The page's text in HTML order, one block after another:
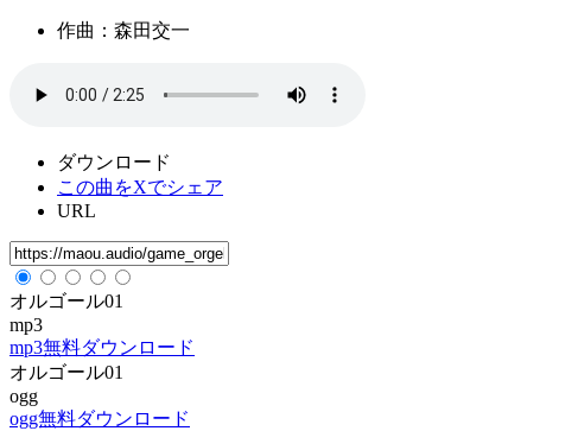
作曲：森田交一
ダウンロード
この曲をXでシェア
URL
オルゴール01
mp3
mp3無料ダウンロード
オルゴール01
ogg
ogg無料ダウンロード